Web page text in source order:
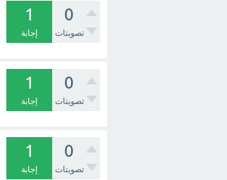
0
تصويتات
1
إجابة
0
تصويتات
1
إجابة
0
تصويتات
1
إجابة